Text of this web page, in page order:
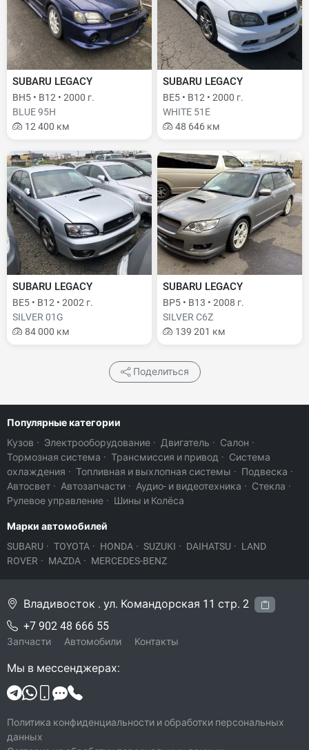
SUBARU LEGACY
BH5 • B12 • 2000 г.
BLUE 95H
12 400 км
SUBARU LEGACY
BE5 • B12 • 2000 г.
WHITE 51E
48 646 км
SUBARU LEGACY
BE5 • B12 • 2002 г.
SILVER 01G
84 000 км
SUBARU LEGACY
BP5 • B13 • 2008 г.
SILVER C6Z
139 201 км
Поделиться
Популярные категории
Кузов · Электрооборудование · Двигатель · Салон ·
Тормозная система · Трансмиссия и привод · Система
охлаждения · Топливная и выхлопная системы · Подвеска ·
Автосвет · Автозапчасти · Аудио- и видеотехника · Стекла ·
Рулевое управление · Шины и Колёса
Марки автомобилей
SUBARU · TOYOTA · HONDA · SUZUKI · DAIHATSU · LAND
ROVER · MAZDA · MERCEDES-BENZ
Владивосток . ул. Командорская 11 стр. 2
+7 902 48 666 55
Запчасти Автомобили Контакты
Мы в мессенджерах:
Политика конфиденциальности и обработки персональных
данных